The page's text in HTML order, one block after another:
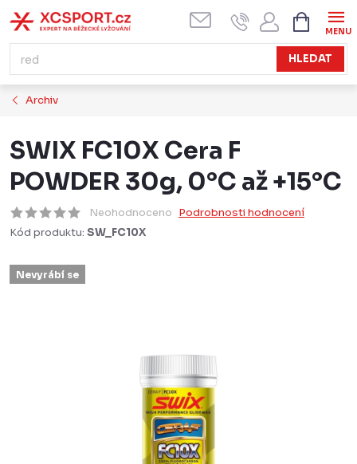
na
obsah
HLEDAT
KOŠÍK
Archiv
SWIX FC10X Cera F
POWDER 30g, 0°C až +15°C
Neohodnoceno Podrobnosti hodnocení
Kód produktu: SW_FC10X
Nevyrábí se